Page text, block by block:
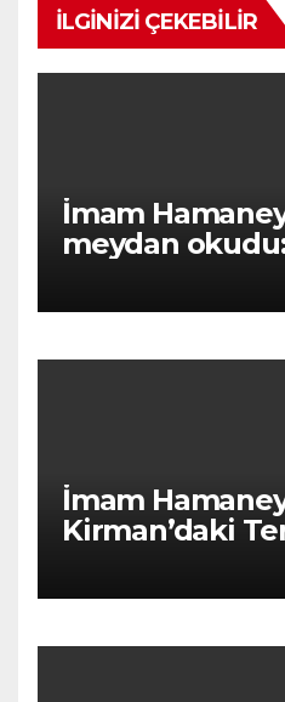
İLGINIZI ÇEKEBILIR
İmam
meydan
dönüyor!”
İmam
Kirman’daki